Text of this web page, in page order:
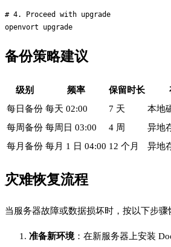
# 4. Proceed with upgrade
备份策略建议
级别 频率 保留时长
每日备份 每天 02:00 7 天
本地
每周备份 每周日 03:00 4 周
异地
每月备份 每月 1 日 04:00 12 个月 异地
灾难恢复流程
当服务器故障或数据损坏时，按以下步骤
准备新环境：在新服务器上安装